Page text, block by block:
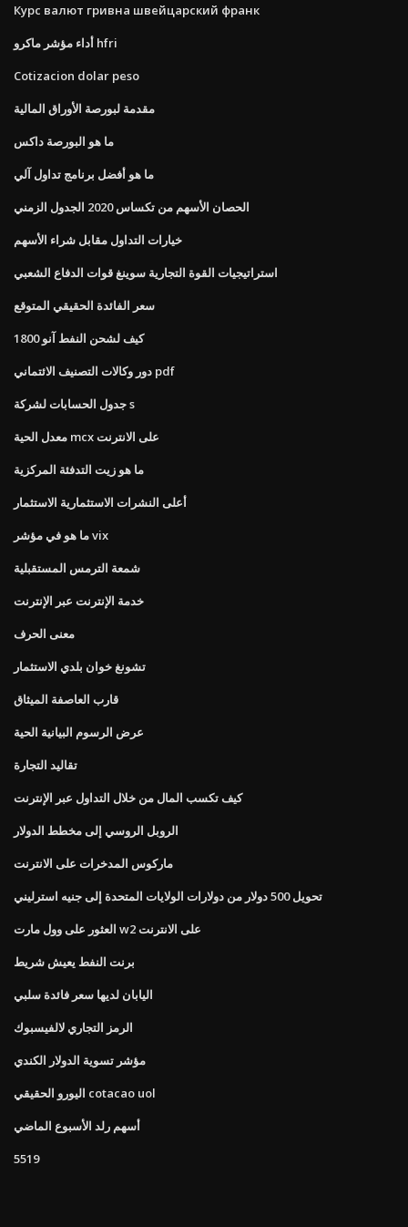
Курс валют гривна швейцарский франк
أداء مؤشر ماكرو hfri
Cotizacion dolar peso
مقدمة لبورصة الأوراق المالية
ما هو البورصة داكس
ما هو أفضل برنامج تداول آلي
الحصان الأسهم من تكساس 2020 الجدول الزمني
خيارات التداول مقابل شراء الأسهم
استراتيجيات القوة التجارية سوينغ قوات الدفاع الشعبي
سعر الفائدة الحقيقي المتوقع
كيف لشحن النفط آنو 1800
دور وكالات التصنيف الائتماني pdf
جدول الحسابات لشركة s
معدل الحية mcx على الانترنت
ما هو زيت التدفئة المركزية
أعلى النشرات الاستثمارية الاستثمار
ما هو في مؤشر vix
شمعة الترمس المستقبلية
خدمة الإنترنت عبر الإنترنت
معنى الحرف
تشونغ خوان بلدي الاستثمار
قارب العاصفة الميثاق
عرض الرسوم البيانية الحية
تقاليد التجارة
كيف تكسب المال من خلال التداول عبر الإنترنت
الروبل الروسي إلى مخطط الدولار
ماركوس المدخرات على الانترنت
تحويل 500 دولار من دولارات الولايات المتحدة إلى جنيه استرليني
العثور على وول مارت w2 على الانترنت
برنت النفط يعيش شريط
اليابان لديها سعر فائدة سلبي
الرمز التجاري لالفيسبوك
مؤشر تسوية الدولار الكندي
اليورو الحقيقي cotacao uol
أسهم رلد الأسبوع الماضي
5519